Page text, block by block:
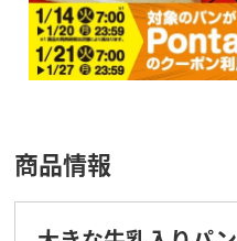
商品情報